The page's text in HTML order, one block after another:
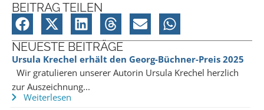
BEITRAG TEILEN
NEUESTE BEITRÄGE
Ursula Krechel erhält den Georg-Büchner-Preis 2025
Wir gratulieren unserer Autorin Ursula Krechel herzlich
zur Auszeichnung...
Weiterlesen